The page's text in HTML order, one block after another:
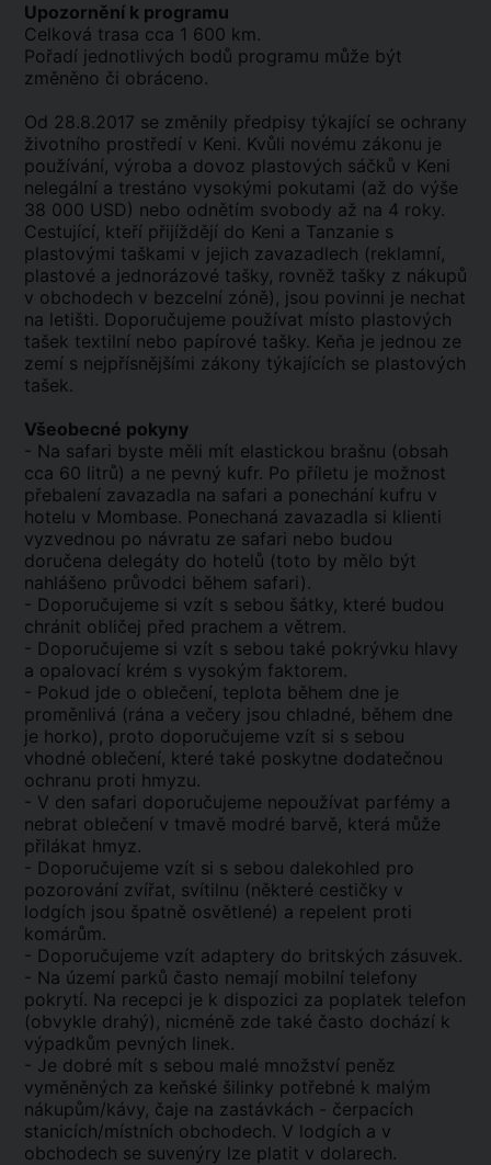
Upozornění k programu
Celková trasa cca 1 600 km.
Pořadí jednotlivých bodů programu může být
změněno či obráceno.
Od 28.8.2017 se změnily předpisy týkající se ochrany
životního prostředí v Keni. Kvůli novému zákonu je
používání, výroba a dovoz plastových sáčků v Keni
nelegální a trestáno vysokými pokutami (až do výše
38 000 USD) nebo odnětím svobody až na 4 roky.
Cestující, kteří přijíždějí do Keni a Tanzanie s
plastovými taškami v jejich zavazadlech (reklamní,
plastové a jednorázové tašky, rovněž tašky z nákupů
v obchodech v bezcelní zóně), jsou povinni je nechat
na letišti. Doporučujeme používat místo plastových
tašek textilní nebo papírové tašky. Keňa je jednou ze
zemí s nejpřísnějšími zákony týkajících se plastových
tašek.
Všeobecné pokyny
- Na safari byste měli mít elastickou brašnu (obsah
cca 60 litrů) a ne pevný kufr. Po příletu je možnost
přebalení zavazadla na safari a ponechání kufru v
hotelu v Mombase. Ponechaná zavazadla si klienti
vyzvednou po návratu ze safari nebo budou
doručena delegáty do hotelů (toto by mělo být
nahlášeno průvodci během safari).
- Doporučujeme si vzít s sebou šátky, které budou
chránit obličej před prachem a větrem.
- Doporučujeme si vzít s sebou také pokrývku hlavy
a opalovací krém s vysokým faktorem.
- Pokud jde o oblečení, teplota během dne je
proměnlivá (rána a večery jsou chladné, během dne
je horko), proto doporučujeme vzít si s sebou
vhodné oblečení, které také poskytne dodatečnou
ochranu proti hmyzu.
- V den safari doporučujeme nepoužívat parfémy a
nebrat oblečení v tmavě modré barvě, která může
přilákat hmyz.
- Doporučujeme vzít si s sebou dalekohled pro
pozorování zvířat, svítilnu (některé cestičky v
lodgích jsou špatně osvětlené) a repelent proti
komárům.
- Doporučujeme vzít adaptery do britských zásuvek.
- Na území parků často nemají mobilní telefony
pokrytí. Na recepci je k dispozici za poplatek telefon
(obvykle drahý), nicméně zde také často dochází k
výpadkům pevných linek.
- Je dobré mít s sebou malé množství peněz
vyměněných za keňské šilinky potřebné k malým
nákupům/kávy, čaje na zastávkách - čerpacích
stanicích/místních obchodech. V lodgích a v
obchodech se suvenýry lze platit v dolarech.